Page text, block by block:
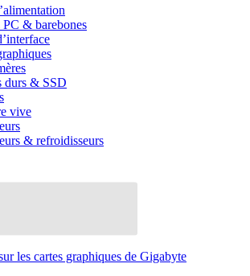
& barebones
durs & SSD
vive
& refroidisseurs
les cartes graphiques de Gigabyte